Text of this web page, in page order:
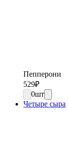
Пепперони
529₽
0шт
Четыре сыра